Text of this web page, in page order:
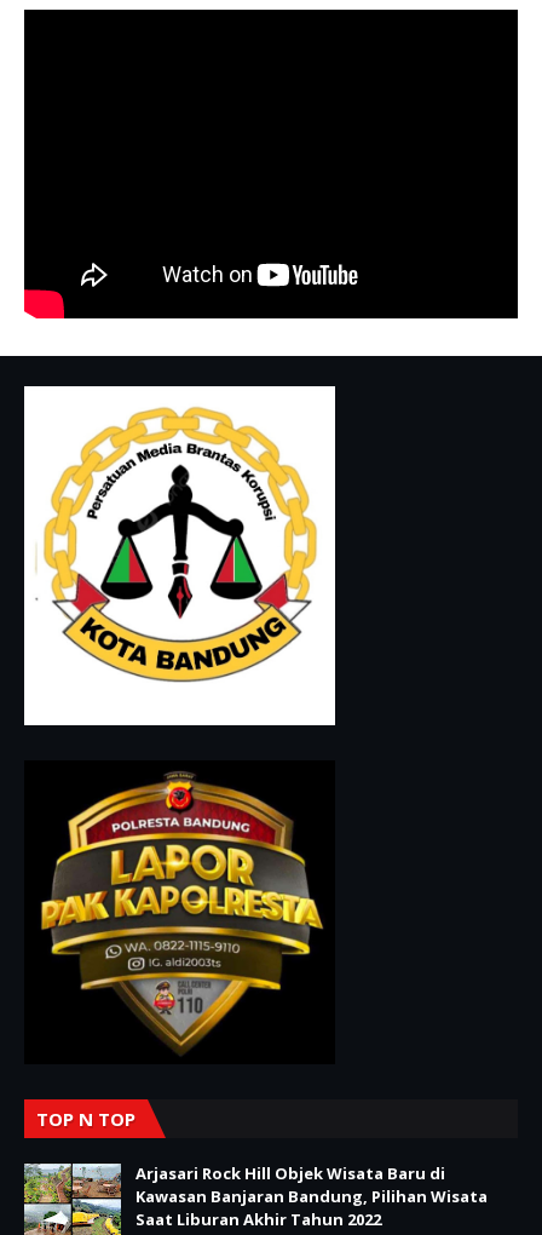
TOP N TOP
Arjasari Rock Hill Objek Wisata Baru di
Kawasan Banjaran Bandung, Pilihan Wisata
Saat Liburan Akhir Tahun 2022